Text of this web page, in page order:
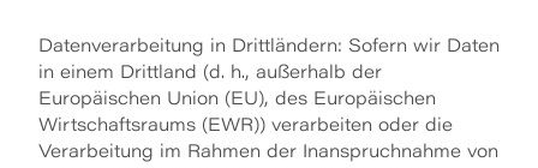
Datenverarbeitung in Drittländern: Sofern wir Daten
in einem Drittland (d. h., außerhalb der
Europäischen Union (EU), des Europäischen
Wirtschaftsraums (EWR)) verarbeiten oder die
Verarbeitung im Rahmen der Inanspruchnahme von